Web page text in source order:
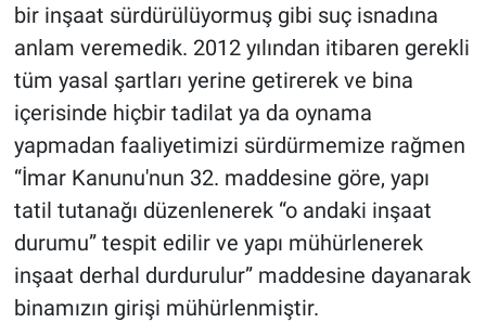
bir inşaat sürdürülüyormuş gibi suç isnadına
anlam veremedik. 2012 yılından itibaren gerekli
tüm yasal şartları yerine getirerek ve bina
içerisinde hiçbir tadilat ya da oynama
yapmadan faaliyetimizi sürdürmemize rağmen
“İmar Kanunu'nun 32. maddesine göre, yapı
tatil tutanağı düzenlenerek “o andaki inşaat
durumu” tespit edilir ve yapı mühürlenerek
inşaat derhal durdurulur” maddesine dayanarak
binamızın girişi mühürlenmiştir.